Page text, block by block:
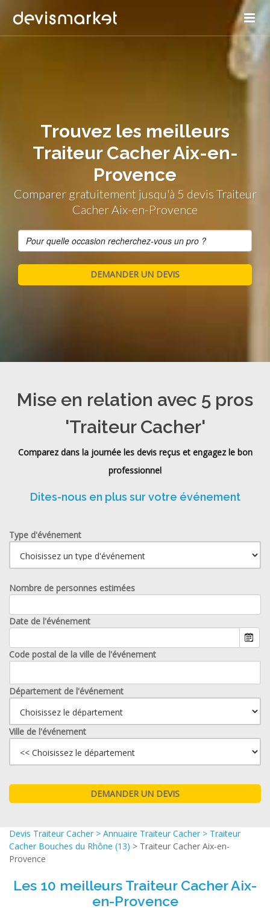
Trouvez les meilleurs
Traiteur Cacher Aix-en-
Provence
Comparer gratuitement jusqu'à 5 devis Traiteur
Cacher Aix-en-Provence
Mise en relation avec 5 pros
'Traiteur Cacher'
Comparez dans la journée les devis reçus et engagez le bon
professionnel
Dites-nous en plus sur votre événement
Type d'événement
Nombre de personnes estimées
Date de l'événement
Code postal de la ville de l'événement
Département de l'événement
Ville de l'événement
Devis Traiteur Cacher > Annuaire Traiteur Cacher > Traiteur
Cacher Bouches du Rhône (13) > Traiteur Cacher Aix-en-
Provence
Les 10 meilleurs Traiteur Cacher Aix-
en-Provence